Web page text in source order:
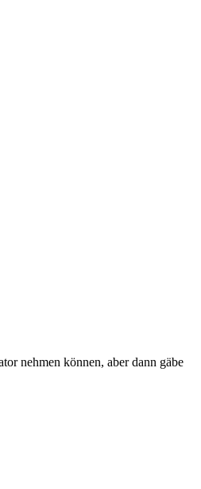
nehmen können, aber dann gäbe